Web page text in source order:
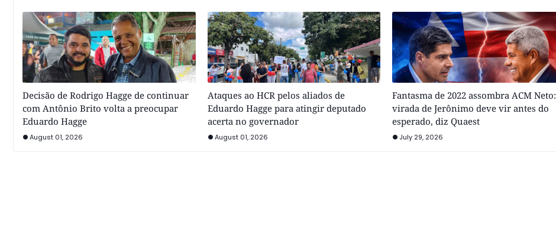
Decisão de Rodrigo Hagge de continuar
com Antônio Brito volta a preocupar
Eduardo Hagge
August 01, 2026
Ataques ao HCR pelos aliados de
Eduardo Hagge para atingir deputado
acerta no governador
August 01, 2026
Fantasma de 2022 assombra ACM Neto:
virada de Jerônimo deve vir antes do
esperado, diz Quaest
July 29, 2026